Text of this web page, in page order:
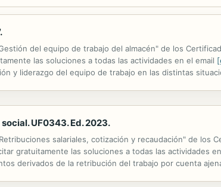
del equipo de trabajo del almacén" de los
las soluciones a todas las actividades en el email
y liderazgo del equipo de trabajo en las distintas
UF0343. Ed. 2023.
salariales, cotización y recaudación" de los
gratuitamente las soluciones a todas las actividades
derivados de la retribución del trabajo por cuenta